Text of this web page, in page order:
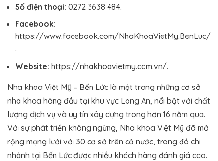
Số điện thoại: 0272 3638 484.
Facebook:
https://www.facebook.com/NhaKhoaVietMy.BenLuc/
.
Website: https://nhakhoavietmy.com.vn/.
Nha khoa Việt Mỹ – Bến Lức là một trong những cơ sở
nha khoa hàng đầu tại khu vực Long An, nổi bật với chất
lượng dịch vụ và uy tín xây dựng trong hơn 16 năm qua.
Với sự phát triển không ngừng, Nha khoa Việt Mỹ đã mở
rộng mạng lưới với 30 cơ sở trên cả nước, trong đó chi
nhánh tại Bến Lức được nhiều khách hàng đánh giá cao.